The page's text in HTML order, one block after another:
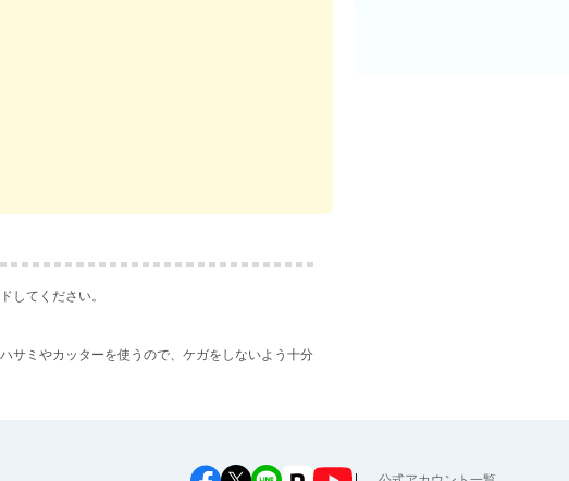
してください。
サミやカッターを使うので、ケガをしないよう十分